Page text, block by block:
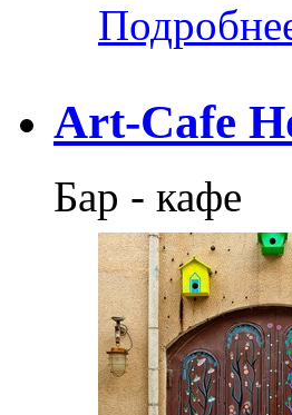
Art-Cafe
Бар - кафе